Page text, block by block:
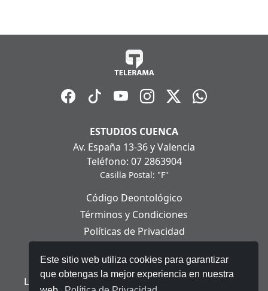
Este sitio web utiliza cookies para garantizar
que obtengas la mejor experiencia en nuestra
ESTUDIOS CUENCA
Av. España 13-36 y Valencia
Teléfono: 07 2863904
Casilla Postal: "F"
Código Deontológico
Términos y Condiciones
Políticas de Privacidad
Aviso Legal
Ley Orgánica de Protección de Datos Personales